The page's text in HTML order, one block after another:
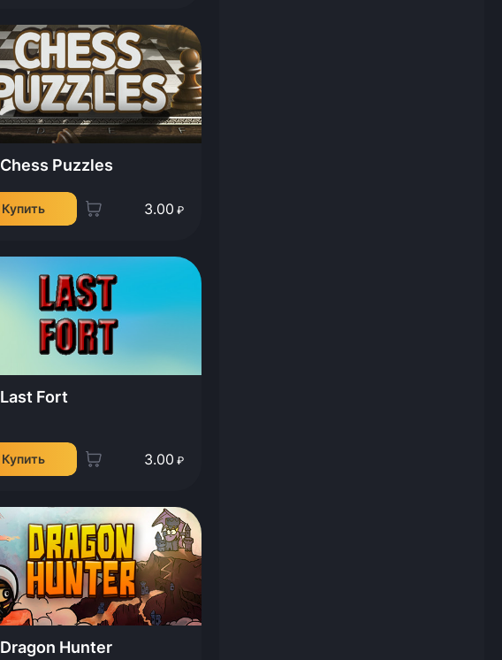
Chess Puzzles
Купить 3.00 ₽
Last Fort
Купить 3.00 ₽
Dragon Hunter